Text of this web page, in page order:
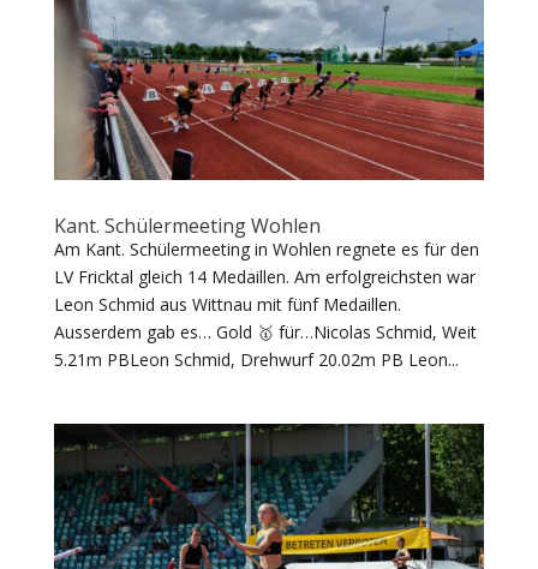
Kant. Schülermeeting Wohlen
Am Kant. Schülermeeting in Wohlen regnete es für den
LV Fricktal gleich 14 Medaillen. Am erfolgreichsten war
Leon Schmid aus Wittnau mit fünf Medaillen.
Ausserdem gab es… Gold 🥇 für…Nicolas Schmid, Weit
5.21m PBLeon Schmid, Drehwurf 20.02m PB Leon...